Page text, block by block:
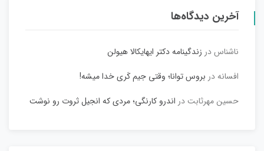
آخرین دیدگاه‌ها
ناشناسدر زندگینامه دکتر ایهایکالا هیولن
افسانه در بروس توانا؛ وقتی جیم کَری خدا میشه!
حسین مهرثابتدر اندرو کارنگی؛ مردی که انجیل ثروت رو نوشت